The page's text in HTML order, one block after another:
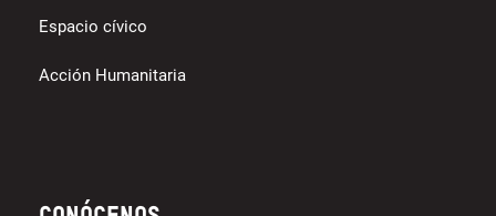
Espacio cívico
Acción Humanitaria